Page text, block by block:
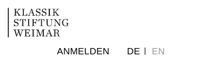
ANMELDEN DE EN